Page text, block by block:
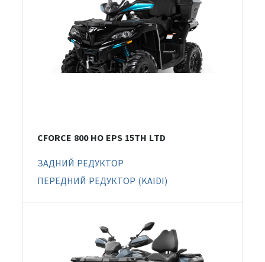
CFORCE 800 HO EPS 15TH LTD
ЗАДНИЙ РЕДУКТОР
ПЕРЕДНИЙ РЕДУКТОР (KAIDI)